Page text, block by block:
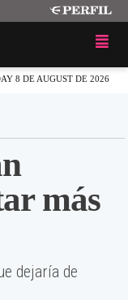
8 DE AUGUST DE 2026
más
dejaría de